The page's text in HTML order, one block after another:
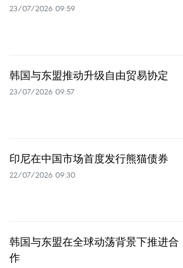
23/07/2026 09:59
韩国与东盟推动升级自由贸易协定
23/07/2026 09:57
印尼在中国市场首度发行熊猫债券
22/07/2026 09:30
韩国与东盟在全球动荡背景下推进合
作